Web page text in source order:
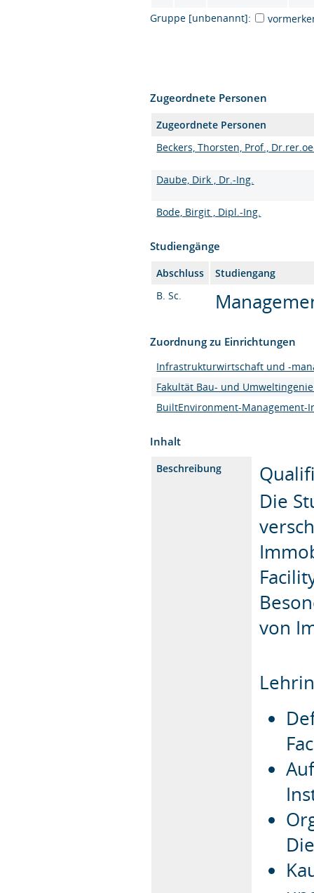
Gruppe [unbenannt]:
Zugeordnete Personen
Zugeordnete Personen
Beckers, Thorsten, Prof.,
Daube, Dirk , Dr.-Ing.
Bode, Birgit , Dipl.-Ing.
Studiengänge
Abschluss
Studiengang
B. Sc.
Zuordnung zu Einrichtungen
Infrastrukturwirtschaft und -
Fakultät Bau- und
BuiltEnvironment-Management-
Inhalt
Beschreibung
Die
von